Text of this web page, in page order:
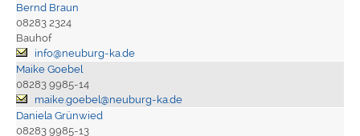
Bernd Braun
08283 2324
Bauhof
info@neuburg-ka.de
Maike Goebel
08283 9985-14
maike.goebel@neuburg-ka.de
Daniela Grünwied
08283 9985-13